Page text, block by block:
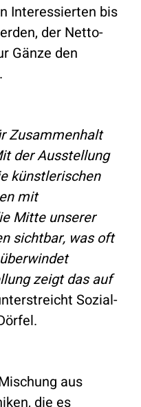
Interessierten bis
der Netto-
Gänze den
Zusammenhalt
der Ausstellung
künstlerischen
mit
Mitte unserer
sichtbar, was oft
zeigt das auf
Sozial-
aus
die es